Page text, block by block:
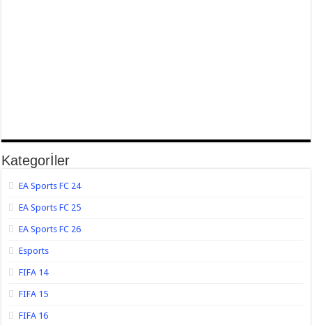
Kategorİler
EA Sports FC 24
EA Sports FC 25
EA Sports FC 26
Esports
FIFA 14
FIFA 15
FIFA 16